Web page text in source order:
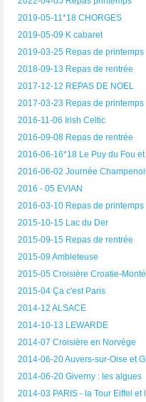
2019-05-11*18 CHORGES
2019-05-09 K cabaret
2019-03-25 Repas de printemps
2018-09-13 Repas de rentrée
2017-12-12 REPAS DE NOEL
2017-03-23 Repas de printemps
2016-11-06 Irish Celtic
2016-09-08 Repas de rentrée
2016-06-16*18 Le Puy du Fou
2016-06-02 Journée
2016 - 05 EVIAN
2016-03-10 Repas de printemps
2015-10-15 Lac du Der
2015-09-15 Repas de rentrée
2015-09 Ambleteuse
2015-05 Croisière Croatie-
2015-04 Ça c'est Paris
2014-12 ALSACE
2014-10-13 LEWARDE
2014-07 Croisière en Norvège
2014-06-20 Auvers-sur-Oise et
2014-06-20 Giverny : les algues
2014-03 PARIS - la Tour Eiffel et